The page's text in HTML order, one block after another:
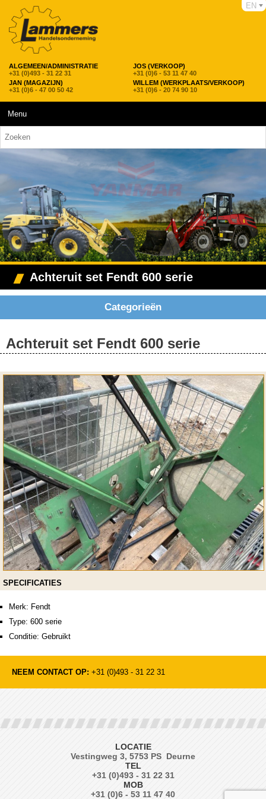
ALGEMEEN/ADMINISTRATIE
+31 (0)493 - 31 22 31
JOS (VERKOOP)
+31 (0)6 - 53 11 47 40
JAN (MAGAZIJN)
+31 (0)6 - 47 00 50 42
WILLEM (WERKPLAATS/VERKOOP)
+31 (0)6 - 20 74 90 10
EN
Menu
Achteruit set Fendt 600 serie
Categorieën
Achteruit set Fendt 600 serie
SPECIFICATIES
Merk: Fendt
Type: 600 serie
Conditie: Gebruikt
NEEM CONTACT OP: +31 (0)493 - 31 22 31
LOCATIE
Vestingweg 3, 5753 PS Deurne
TEL
+31 (0)493 - 31 22 31
MOB
+31 (0)6 - 53 11 47 40